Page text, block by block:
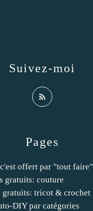
Pages
offert par "tout faire"
gratuits: couture
gratuits: tricot & crochet
DIY par catégories
Suivez-moi